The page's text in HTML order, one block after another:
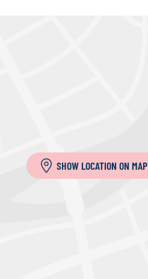
SHOW LOCATION ON MAP